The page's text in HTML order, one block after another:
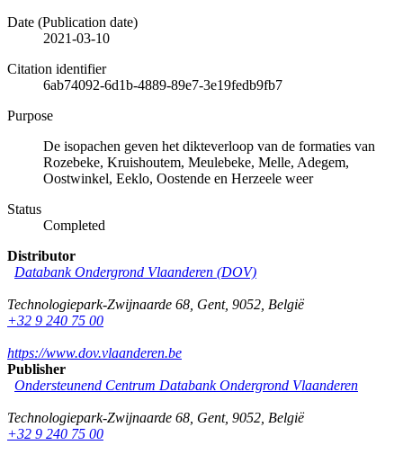
Date (Publication date)
2021-03-10
Citation identifier
6ab74092-6d1b-4889-89e7-3e19fedb9fb7
Purpose
De isopachen geven het dikteverloop van de formaties van
Rozebeke, Kruishoutem, Meulebeke, Melle, Adegem,
Oostwinkel, Eeklo, Oostende en Herzeele weer
Status
Completed
Distributor
Databank Ondergrond Vlaanderen (DOV)
Technologiepark-Zwijnaarde 68 Gent, 9052 België
+32 9 240 75 00
https://www.dov.vlaanderen.be
Publisher
Ondersteunend Centrum Databank Ondergrond Vlaanderen
Technologiepark-Zwijnaarde 68 Gent, 9052 België
+32 9 240 75 00